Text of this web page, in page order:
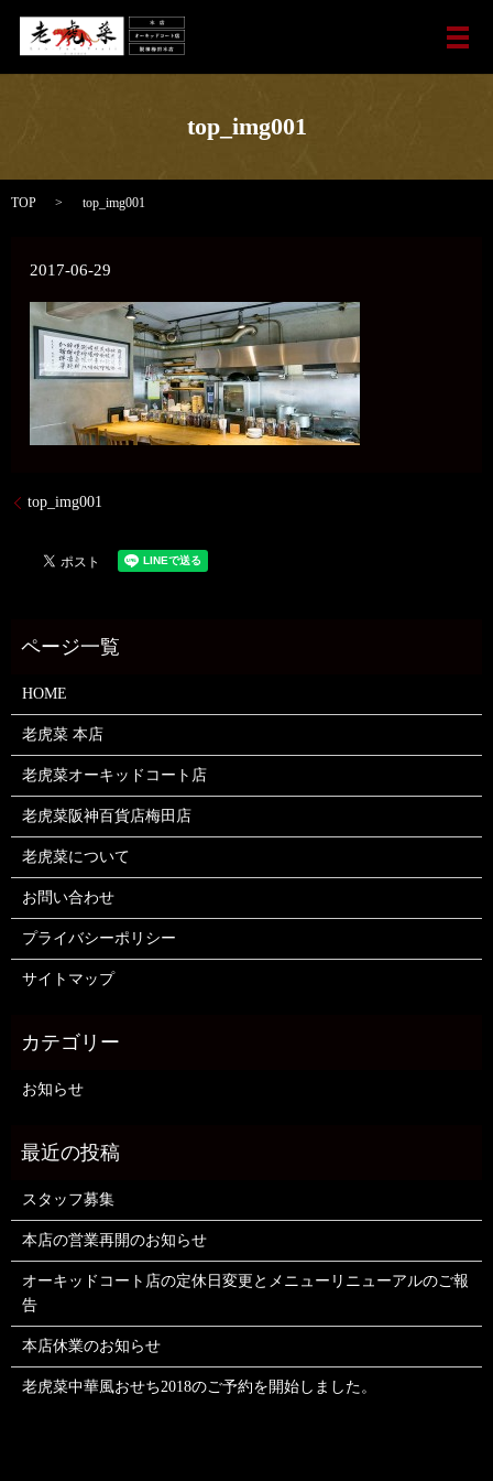
メ
top_img001
TOP top_img001
2017-06-29
top_img001
HOME
老虎菜 本店
老虎菜オーキッドコート店
老虎菜阪神百貨店梅田店
老虎菜について
お問い合わせ
プライバシーポリシー
サイトマップ
お知らせ
スタッフ募集
本店の営業再開のお知らせ
オーキッドコート店の定休日変更とメニューリニューアルのご報
告
本店休業のお知らせ
老虎菜中華風おせち2018のご予約を開始しました。